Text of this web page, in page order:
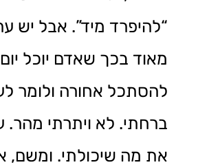
“להיפרד מיד”. אבל יש
מאוד בכך שאדם יוכל
להסתכל אחורה ולומר
ברחתי. לא ויתרתי מהר.
את מה שיכולתי. ומשם,